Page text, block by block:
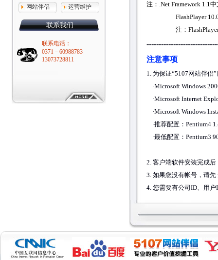
网站伴侣 运营维护
联系我们
联系电话：
0371－60988783
13073728811
注：.Net Framework 1.1
FlashPlayer 10.0 最
注：FlashPlayer
注意事项
1. 为保证“5107网站伴侣
·Microsoft Windows
·Microsoft Internet
·Microsoft Windows
·推荐配置：Pentium4
·最低配置：Pentium3
2. 客户端软件安装完成
3. 如果您没有帐号，请先
4. 您需要有公司ID、用